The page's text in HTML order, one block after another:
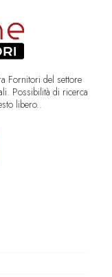
Fornitori del settore
Possibilità di ricerca
libero..